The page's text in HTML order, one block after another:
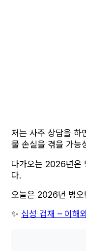
저는 사주 상담을 하
물 손실을 겪을 가능
다가오는 2026년은
다.
오늘은 2026년 병오
✨ 십성 겁재 – 이해